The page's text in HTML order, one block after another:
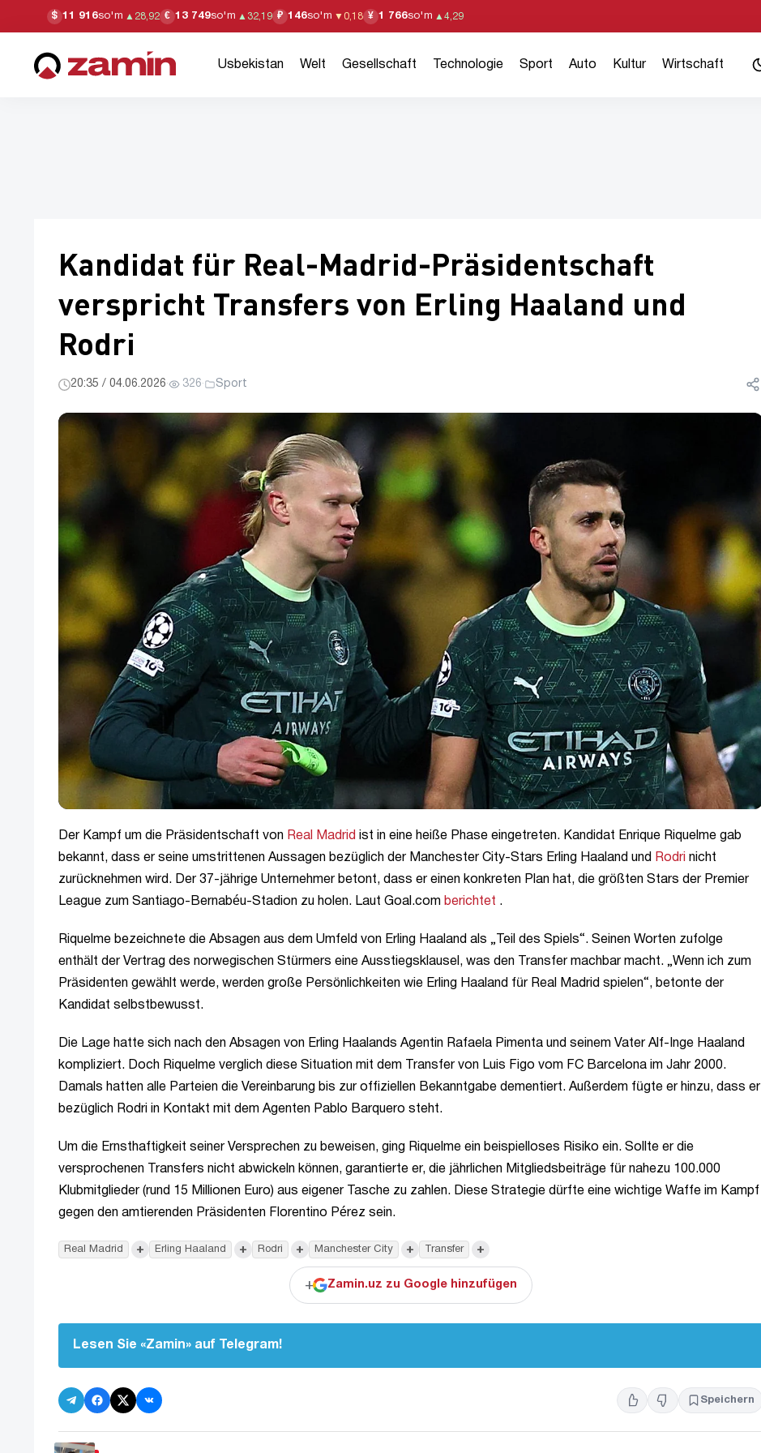
$ 11 916so'm ▲ 28,92 € 13 749so'm ▲ 32,19 ₽ 146so'm ▼ 0,18 ¥ 1 766so'm ▲ 4,29
Usbekistan Welt Gesellschaft Technologie Sport Auto Kultur Wirtschaft
Kandidat für Real-Madrid-Präsidentschaft
verspricht Transfers von Erling Haaland und
Rodri
20:35 / 04.06.2026· 326· Sport
Der Kampf um die Präsidentschaft von Real Madrid
ist in eine heiße Phase eingetreten. Kandidat Enrique Riquelme gab
bekannt, dass er seine umstrittenen Aussagen bezüglich der Manchester City-Stars Erling Haaland und
Rodri
nicht
zurücknehmen wird. Der 37-jährige Unternehmer betont, dass er einen konkreten Plan hat, die größten Stars der Premier
League zum Santiago-Bernabéu-Stadion zu holen. Laut Goal.com berichtet .
Riquelme bezeichnete die Absagen aus dem Umfeld von Erling Haaland als „Teil des Spiels“. Seinen Worten zufolge
enthält der Vertrag des norwegischen Stürmers eine Ausstiegsklausel, was den Transfer machbar macht. „Wenn ich zum
Präsidenten gewählt werde, werden große Persönlichkeiten wie Erling Haaland für Real Madrid spielen“, betonte der
Kandidat selbstbewusst.
Die Lage hatte sich nach den Absagen von Erling Haalands Agentin Rafaela Pimenta und seinem Vater Alf-Inge Haaland
kompliziert. Doch Riquelme verglich diese Situation mit dem Transfer von Luis Figo vom FC Barcelona im Jahr 2000.
Damals hatten alle Parteien die Vereinbarung bis zur offiziellen Bekanntgabe dementiert. Außerdem fügte er hinzu, dass er
bezüglich Rodri in Kontakt mit dem Agenten Pablo Barquero steht.
Um die Ernsthaftigkeit seiner Versprechen zu beweisen, ging Riquelme ein beispielloses Risiko ein. Sollte er die
versprochenen Transfers nicht abwickeln können, garantierte er, die jährlichen Mitgliedsbeiträge für nahezu 100.000
Klubmitglieder (rund 15 Millionen Euro) aus eigener Tasche zu zahlen. Diese Strategie dürfte eine wichtige Waffe im Kampf
gegen den amtierenden Präsidenten Florentino Pérez sein.
Real Madrid + Erling Haaland + Rodri + Manchester City + Transfer +
+ Zamin.uz zu Google hinzufügen
Lesen Sie «Zamin» auf Telegram!
Speichern